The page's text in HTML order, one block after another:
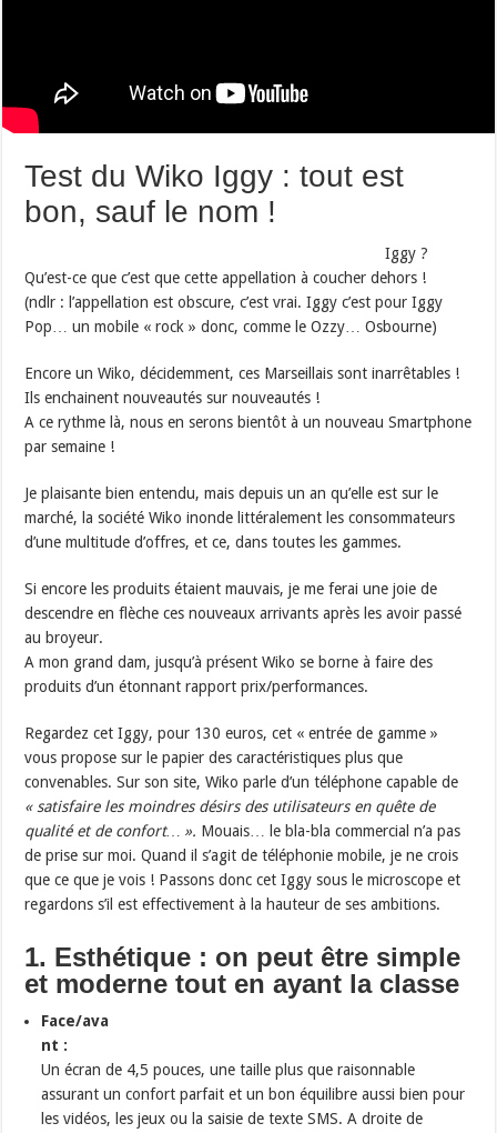
Test du Wiko Iggy : tout est
bon, sauf le nom !
Iggy ?
Qu’est-ce que c’est que cette appellation à coucher dehors !
(ndlr : l’appellation est obscure, c’est vrai. Iggy c’est pour Iggy
Pop… un mobile « rock » donc, comme le Ozzy… Osbourne)
Encore un Wiko, décidemment, ces Marseillais sont inarrêtables !
Ils enchainent nouveautés sur nouveautés !
A ce rythme là, nous en serons bientôt à un nouveau Smartphone
par semaine !
Je plaisante bien entendu, mais depuis un an qu’elle est sur le
marché, la société Wiko inonde littéralement les consommateurs
d’une multitude d’offres, et ce, dans toutes les gammes.
Si encore les produits étaient mauvais, je me ferai une joie de
descendre en flèche ces nouveaux arrivants après les avoir passé
au broyeur.
A mon grand dam, jusqu’à présent Wiko se borne à faire des
produits d’un étonnant rapport prix/performances.
Regardez cet Iggy, pour 130 euros, cet « entrée de gamme »
vous propose sur le papier des caractéristiques plus que
convenables. Sur son site, Wiko parle d’un téléphone capable de
«satisfaire les moindres désirs des utilisateurs en quête de
qualité et de confort… ». Mouais… le bla-bla commercial n’a pas
de prise sur moi. Quand il s’agit de téléphonie mobile, je ne crois
que ce que je vois ! Passons donc cet Iggy sous le microscope et
regardons s’il est effectivement à la hauteur de ses ambitions.
1. Esthétique : on peut être simple
et moderne tout en ayant la classe
Face/ava
nt :
Un écran de 4,5 pouces, une taille plus que raisonnable
assurant un confort parfait et un bon équilibre aussi bien pour
les vidéos, les jeux ou la saisie de texte SMS. A droite de